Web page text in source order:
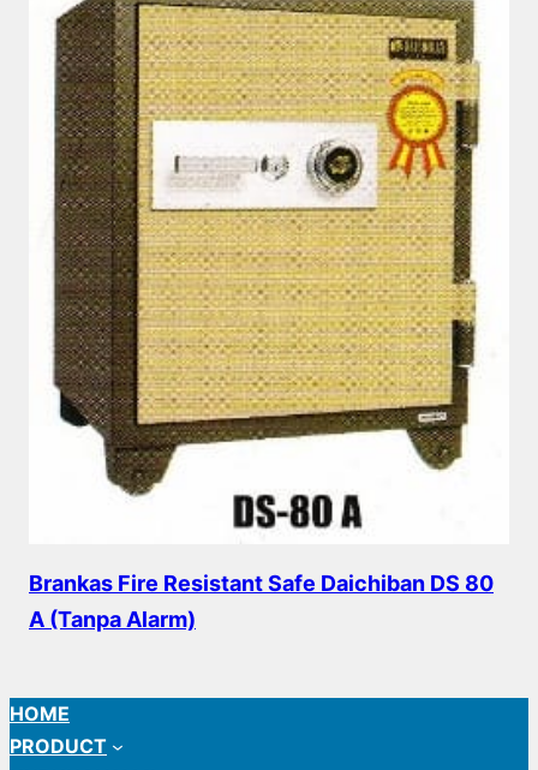
Brankas Fire Resistant Safe Daichiban DS 80
A (Tanpa Alarm)
HOME
PRODUCT